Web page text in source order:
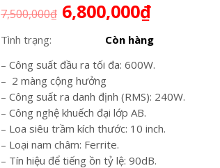
7,500,000₫ 6,800,000₫
Tình trạng:
Còn hàng
– Công suất đầu ra tối đa: 600W.
– 2 màng cộng hưởng
– Công suất ra danh định (RMS): 240W.
– Công nghệ khuếch đại lớp AB.
– Loa siêu trầm kích thước: 10 inch.
– Loại nam châm: Ferrite.
– Tín hiệu để tiếng ồn tỷ lệ: 90dB.